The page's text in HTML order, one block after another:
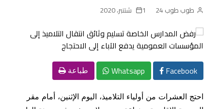
طوب طوب 24 1 شتنبر، 2020
Facebook
Whatsapp طباعة
احتج العشرات من أولياء التلاميذ، اليوم الإثنين، أمام مقر